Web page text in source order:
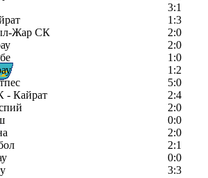
3:1
1:3
Жар СК
2:0
2:0
1:0
1:2
5:0
Кайрат
2:4
2:0
0:0
2:0
2:1
0:0
3:3
мероприятии
сайт